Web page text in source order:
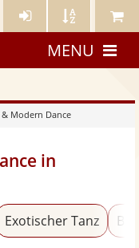
Künstler- Künstler Meine
MENU
& Modern Dance
in
«Jazz &
Exotischer Tanz